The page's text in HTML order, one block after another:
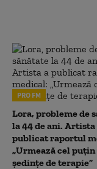
PRO FM
Lora, probleme de
la 44 de ani. Artista
publicat raportul
„Urmează cel puțin
ședințe de terapie”